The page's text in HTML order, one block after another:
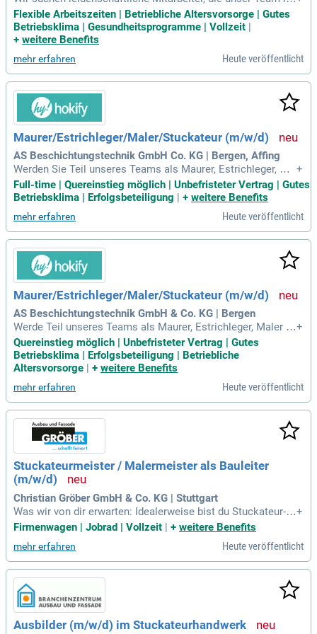
Bauwesen unterstützen. Ihre Aufgaben umfassen anwendun
gstechnische Bewertungen, Produktentwicklungen und die Ü
berprüfung von Reklamationen. Ideale Bewerber bringen ein
gt mit Meisterabschluss. Praktische Erfahrung mit Putz- und
Mörtelsystemen ist von Vorteil. Freuen Sie sich auf flexible
Arbeitszeiten, 30 Tage Urlaub und KITA-Zuschüsse. Werden
Sie Teil unseres Erfolges und profitieren Sie von einer betrie
blichen Altersvorsorge!
Flexible Arbeitszeiten | Betriebliche Altersvorsorge | Gutes
Betriebsklima | Gesundheitsprogramme | Vollzeit |
+ weitere Benefits
mehr erfahren Heute veröffentlicht
Maurer/Estrichleger/Maler/Stuckateur (m/w/d)
AS Beschichtungstechnik GmbH Co. KG | Bergen, Affing
Werden Sie Teil unseres Teams als Maurer, Estrichleger, Ma
ler oder Stuckateur (m/w/d) – Quereinsteiger sind willkom
men! Sie bringen handwerkliches Geschick und kreative Pro
blemlösungen mit? Genießen Sie eine unbefristete Anstellu
ng, flache Hierarchien und ein freundliches Arbeitsumfeld. B
ei uns profitieren Sie von übertariflicher Bezahlung, 30 Tage
n Urlaub und zahlreichen Zusatzleistungen. Ihre Aufgaben u
mfassen den Einbau von Bodenbeschichtungen sowie die K
oordination Ihres Teams. Interessiert? Kontaktieren Sie uns
jetzt und starten Sie Ihre Karriere im Handwerk!
+
Full-time | Quereinstieg möglich | Unbefristeter Vertrag | Gutes
Betriebsklima | Erfolgsbeteiligung | + weitere Benefits
mehr erfahren Heute veröffentlicht
Maurer/Estrichleger/Maler/Stuckateur (m/w/d)
AS Beschichtungstechnik GmbH & Co. KG | Bergen
Werde Teil unseres Teams als Maurer, Estrichleger, Maler o
der Stuckateur (m/w/d), gerne auch als Quereinsteiger! Bei
uns erwartet dich ein unbefristeter Arbeitsvertrag in einem f
reundschaftlichen Umfeld mit flachen Hierarchien. profitiere
nach der Probezeit. Wir bieten 30 Tage Urlaub, ein Arbeitszei
tkonto und ganzjährige Tätigkeit ohne Stempelzeiten. Alle
Mitarbeiter erhalten hochwertige Arbeitskleidung, Werkzeug
und gratis Getränke sowie zahlreiche Weiterbildungsmöglic
hkeiten. Zudem gibt es Zuschläge für Montagetätigkeiten u
nd eine betriebliche Altersvorsorge, die den Einstieg erleicht
ern.
+
Quereinstieg möglich | Unbefristeter Vertrag | Gutes
Betriebsklima | Erfolgsbeteiligung | Betriebliche
Altersvorsorge
+ weitere Benefits
mehr erfahren Heute veröffentlicht
Stuckateurmeister / Malermeister als Bauleiter
(m/w/d)
Christian Gröber GmbH & Co. KG | Stuttgart
Was wir von dir erwarten: Idealerweise bist du Stuckateur-/
Malermeister oder Architekt; Berufserfahrung auf der Baust
elle und/oder als Bauleiter.
+
Firmenwagen | Jobrad | Vollzeit | + weitere Benefits
mehr erfahren Heute veröffentlicht
Ausbilder (m/w/d) im Stuckateurhandwerk